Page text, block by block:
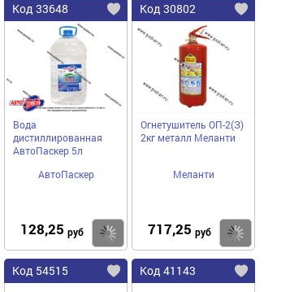
Код 33648
Вода
дистиллированная
АвтоПаскер 5л
АвтоПаскер
128,25 руб Купить
Код 30802
Огнетушитель ОП-2(З)
2кг металл Меланти
Меланти
717,25 руб
Код 54515 Код 41143